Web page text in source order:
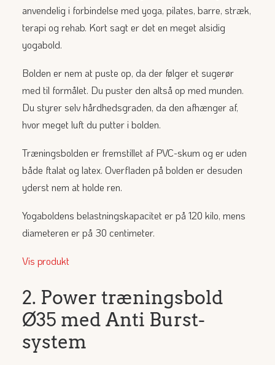
anvendelig i forbindelse med yoga, pilates, barre, stræk,
terapi og rehab. Kort sagt er det en meget alsidig
yogabold.
Bolden er nem at puste op, da der følger et sugerør
med til formålet. Du puster den altså op med munden.
Du styrer selv hårdhedsgraden, da den afhænger af,
hvor meget luft du putter i bolden.
Træningsbolden er fremstillet af PVC-skum og er uden
både ftalat og latex. Overfladen på bolden er desuden
yderst nem at holde ren.
Yogaboldens belastningskapacitet er på 120 kilo, mens
diameteren er på 30 centimeter.
Vis produkt
2. Power træningsbold
Ø35 med Anti Burst-
system